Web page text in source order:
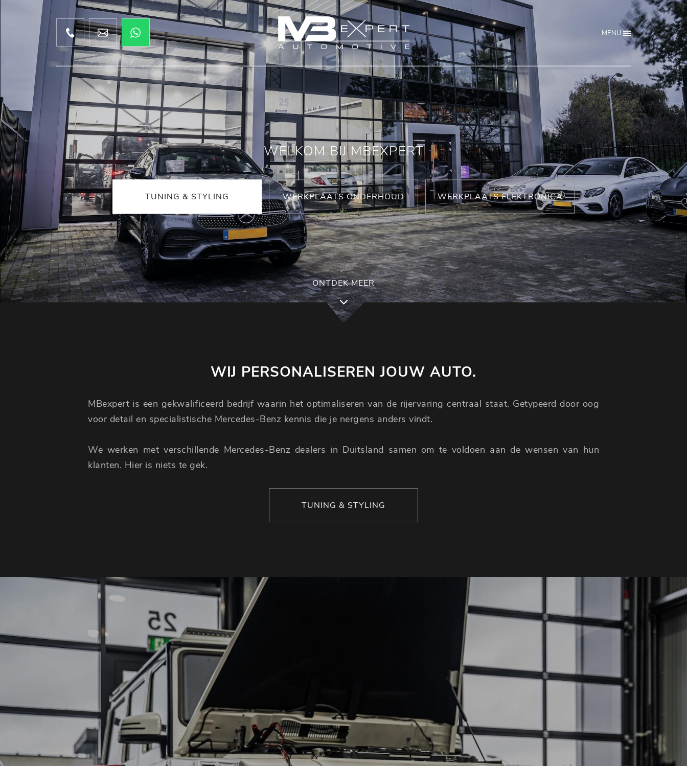
MENU
WELKOM BIJ MBEXPERT
TUNING & STYLING WERKPLAATS ONDERHOUD WERKPLAATS ELEKTRONICA
ONTDEK MEER
WIJ PERSONALISEREN JOUW AUTO.
MBexpert is een gekwalificeerd bedrijf waarin het optimaliseren van de rijervaring centraal staat. Getypeerd door oog
voor detail en specialistische Mercedes-Benz kennis die je nergens anders vindt.
We werken met verschillende Mercedes-Benz dealers in Duitsland samen om te voldoen aan de wensen van hun
klanten. Hier is niets te gek.
TUNING & STYLING